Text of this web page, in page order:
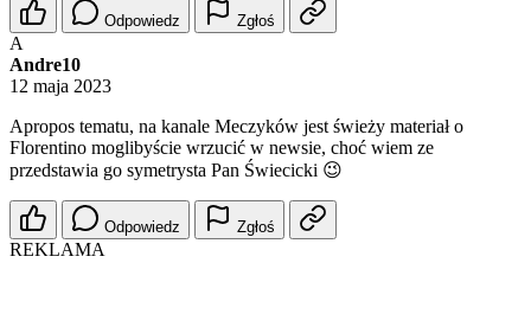
Odpowiedz Zgłoś
A
Andre10
12 maja 2023
Apropos tematu, na kanale Meczyków jest świeży materiał o
Florentino moglibyście wrzucić w newsie, choć wiem ze
przedstawia go symetrysta Pan Świecicki 😉
Odpowiedz Zgłoś
REKLAMA